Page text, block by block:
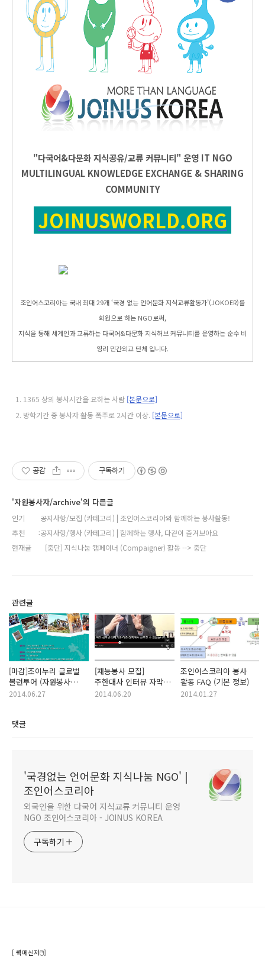
"다국어&다문화 지식공유/교류 커뮤니티" 운영 IT NGO
MULTILINGUAL KNOWLEDGE EXCHANGE & SHARING
COMMUNITY
JOINUSWORLD.ORG
조인어스코리아는 국내 최대 29개 ‘국경 없는 언어문화 지식교류활동가’(JOKOER)를
회원으로 하는 NGO로써,
지식을 통해 세계인과 교류하는 다국어&다문화 지식허브 커뮤니티를 운영하는 순수 비
영리 민간외교 단체 입니다.
1365 상의 봉사시간을 요하는 사람 [본문으로]
방학기간 중 봉사자 활동 폭주로 2시간 이상. [본문으로]
공감 구독하기
'자원봉사자/archive'의 다른글
인기
공지사항/모집 (카테고리) | 조인어스코리아와 함께하는 봉사활동!
추천
공지사항/행사 (카테고리) | 함께하는 행사, 다같이 즐겨보아요
현재글
[중단] 지식나눔 캠페이너 (Compaigner) 활동 --> 중단
관련글
[마감]조이누리 글로벌
볼런투어 (자원봉사
여행) - 라오스 1기 모집
2014.06.27
[재능봉사 모집]
주한대사 인터뷰 자막
제작 봉사자 모집
2014.06.20
조인어스코리아 봉사
활동 FAQ (기본 정보)
2014.01.27
댓글
'국경없는 언어문화 지식나눔 NGO' |
조인어스코리아
외국인을 위한 다국어 지식교류 커뮤니티 운영
NGO 조인어스코리아 - JOINUS KOREA
구독하기
[ 퀵메신저🖱️]